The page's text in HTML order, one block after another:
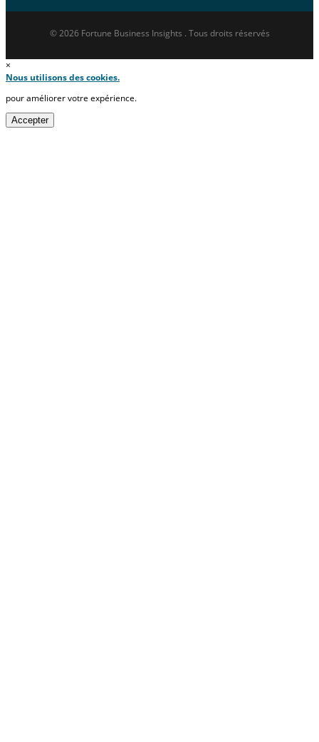
© 2026 Fortune Business Insights . Tous droits réservés
×
Nous utilisons des cookies.
pour améliorer votre expérience.
Accepter